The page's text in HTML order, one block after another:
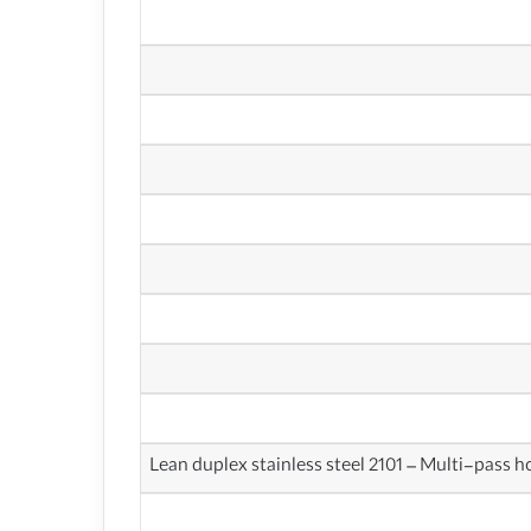
Lean duplex stainless steel 2101 – Multi-pass